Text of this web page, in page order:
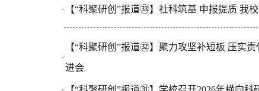
· 【“科聚研创”报道㉝】社科筑基 申报提质 我
·
【“科聚研创”报道㉜】聚力攻坚补短板 压
进会
·